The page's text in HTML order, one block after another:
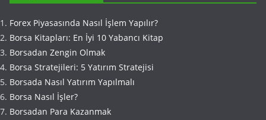
Forex Piyasasında Nasıl İşlem Yapılır?
Borsa Kitapları: En İyi 10 Yabancı Kitap
Borsadan Zengin Olmak
Borsa Stratejileri: 5 Yatırım Stratejisi
Borsada Nasıl Yatırım Yapılmalı
Borsa Nasıl İşler?
Borsadan Para Kazanmak